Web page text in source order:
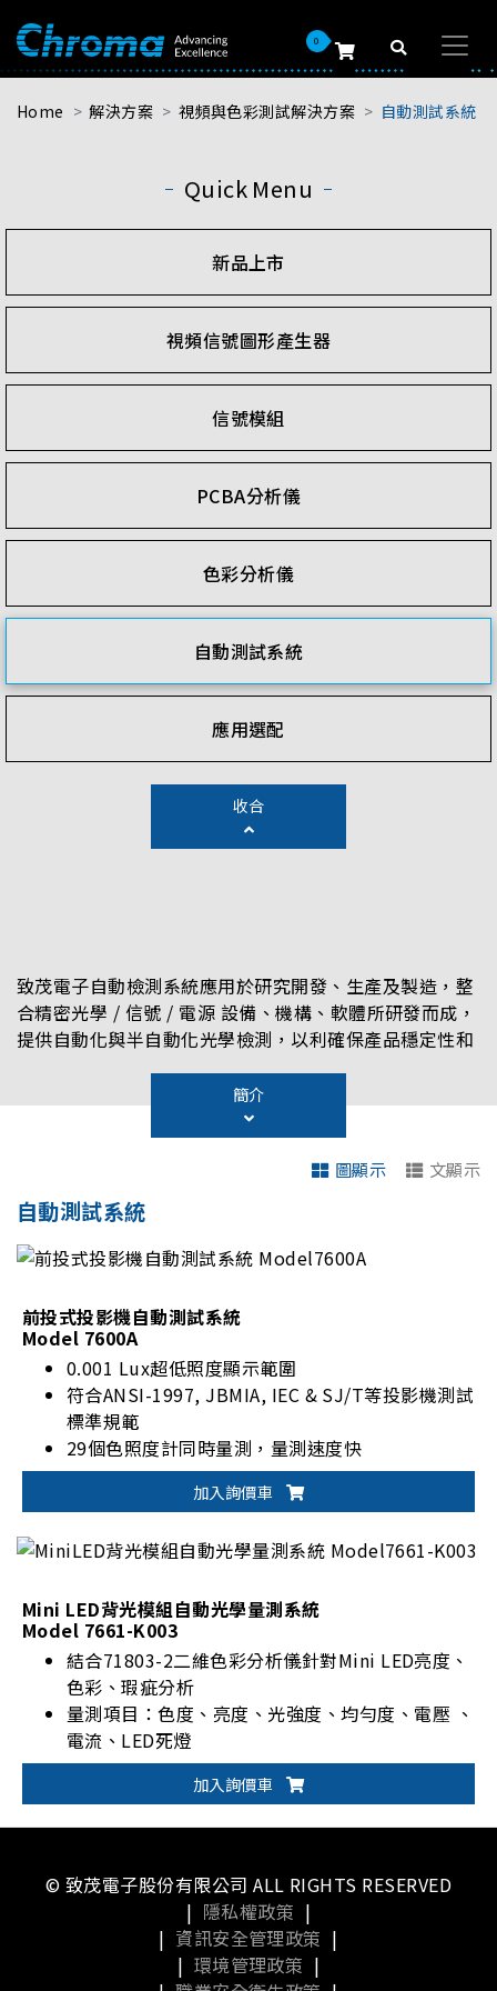
0
Home 解決方案 視頻與色彩測試解決方案 自動測試系統
Quick Menu
新品上市
視頻信號圖形產生器
信號模組
PCBA分析儀
色彩分析儀
自動測試系統
應用選配
收合
致茂電子自動檢測系統應用於研究開發、生產及製造，整
合精密光學 / 信號 / 電源 設備、機構、軟體所研發而成，
提供自動化與半自動化光學檢測，以利確保產品穩定性和
測試效率，以達到降低時間及人力成本。
簡介
圖顯示 文顯示
自動測試系統
前投式投影機自動測試系統
Model 7600A
0.001 Lux超低照度顯示範圍
符合ANSI-1997, JBMIA, IEC & SJ/T等投影機測試
標準規範
29個色照度計同時量測，量測速度快
整合視頻訊號產生器，使用者單按「量測」鍵一次
即可完成所有量測動作
經餘弦校正之標準感測器
加入詢價車
Mini LED背光模組自動光學量測系統
Model 7661-K003
結合71803-2二維色彩分析儀針對Mini LED亮度、
色彩、瑕疵分析
量測項目：色度、亮度、光強度、均勻度、電壓 、
電流、LED死燈
可搭配Chroma LED電源測試器及光學模組整合為
加入詢價車
© 致茂電子股份有限公司 ALL RIGHTS RESERVED
| 隱私權政策 |
| 資訊安全管理政策 |
| 環境管理政策 |